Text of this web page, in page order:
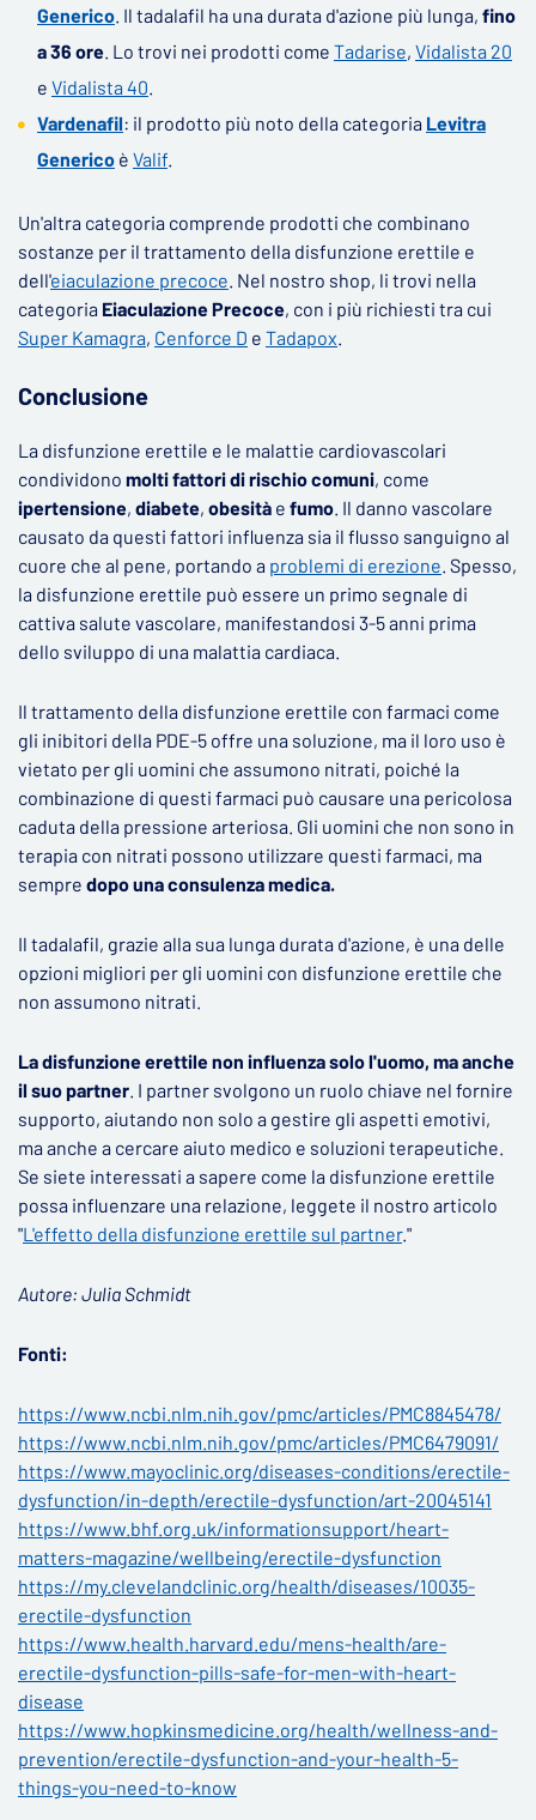
Generico. Il tadalafil ha una durata d'azione più lunga, fino
a 36 ore. Lo trovi nei prodotti come Tadarise, Vidalista 20
e Vidalista 40.
Vardenafil: il prodotto più noto della categoria Levitra
Generico è Valif.
Un'altra categoria comprende prodotti che combinano
sostanze per il trattamento della disfunzione erettile e
dell'eiaculazione precoce. Nel nostro shop, li trovi nella
categoria Eiaculazione Precoce, con i più richiesti tra cui
Super Kamagra, Cenforce D e Tadapox.
Conclusione
La disfunzione erettile e le malattie cardiovascolari
condividono molti fattori di rischio comuni, come
ipertensione, diabete, obesità e fumo. Il danno vascolare
causato da questi fattori influenza sia il flusso sanguigno al
cuore che al pene, portando a problemi di erezione. Spesso,
la disfunzione erettile può essere un primo segnale di
cattiva salute vascolare, manifestandosi 3-5 anni prima
dello sviluppo di una malattia cardiaca.
Il trattamento della disfunzione erettile con farmaci come
gli inibitori della PDE-5 offre una soluzione, ma il loro uso è
vietato per gli uomini che assumono nitrati, poiché la
combinazione di questi farmaci può causare una pericolosa
caduta della pressione arteriosa. Gli uomini che non sono in
terapia con nitrati possono utilizzare questi farmaci, ma
sempre dopo una consulenza medica.
Il tadalafil, grazie alla sua lunga durata d'azione, è una delle
opzioni migliori per gli uomini con disfunzione erettile che
non assumono nitrati.
La disfunzione erettile non influenza solo l'uomo, ma anche
il suo partner. I partner svolgono un ruolo chiave nel fornire
supporto, aiutando non solo a gestire gli aspetti emotivi,
ma anche a cercare aiuto medico e soluzioni terapeutiche.
Se siete interessati a sapere come la disfunzione erettile
possa influenzare una relazione, leggete il nostro articolo
"L'effetto della disfunzione erettile sul partner."
Autore: Julia Schmidt
Fonti:
https://www.ncbi.nlm.nih.gov/pmc/articles/PMC8845478/
https://www.ncbi.nlm.nih.gov/pmc/articles/PMC6479091/
https://www.mayoclinic.org/diseases-conditions/erectile-
dysfunction/in-depth/erectile-dysfunction/art-20045141
https://www.bhf.org.uk/informationsupport/heart-
matters-magazine/wellbeing/erectile-dysfunction
https://my.clevelandclinic.org/health/diseases/10035-
erectile-dysfunction
https://www.health.harvard.edu/mens-health/are-
erectile-dysfunction-pills-safe-for-men-with-heart-
disease
https://www.hopkinsmedicine.org/health/wellness-and-
prevention/erectile-dysfunction-and-your-health-5-
things-you-need-to-know